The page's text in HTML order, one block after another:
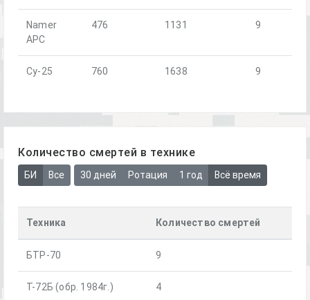
Namer
APC
476 1131 9
Су-25 760 1638 9
Количество смертей в технике
БИ Все 30 дней Ротация 1 год Всё время
Техника Количество смертей
БТР-70 9
Т-72Б (обр. 1984г.) 4